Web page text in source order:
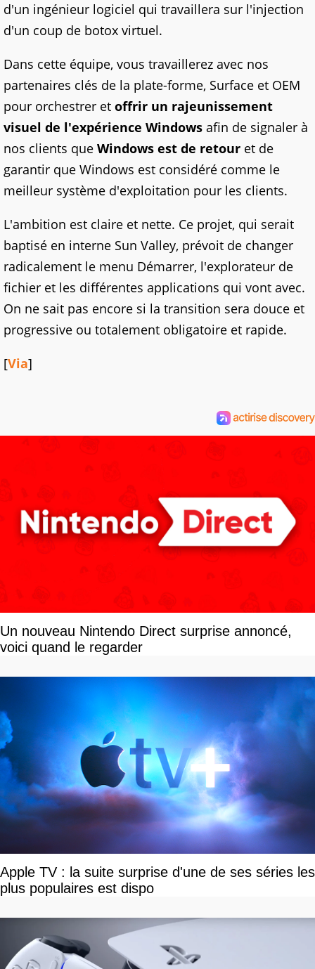
d'un ingénieur logiciel qui travaillera sur l'injection
d'un coup de botox virtuel.
Dans cette équipe, vous travaillerez avec nos
partenaires clés de la plate-forme, Surface et OEM
pour orchestrer et offrir un rajeunissement
visuel de l'expérience Windows afin de signaler à
nos clients que Windows est de retour et de
garantir que Windows est considéré comme le
meilleur système d'exploitation pour les clients.
L'ambition est claire et nette. Ce projet, qui serait
baptisé en interne Sun Valley, prévoit de changer
radicalement le menu Démarrer, l'explorateur de
fichier et les différentes applications qui vont avec.
On ne sait pas encore si la transition sera douce et
progressive ou totalement obligatoire et rapide.
[Via]
Un nouveau Nintendo Direct surprise annoncé,
voici quand le regarder
Apple TV : la suite surprise d'une de ses séries les
plus populaires est dispo